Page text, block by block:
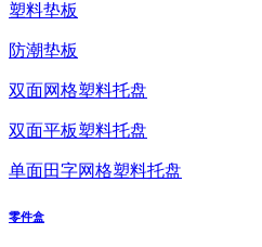
塑料垫板
防潮垫板
双面网格塑料托盘
双面平板塑料托盘
单面田字网格塑料托盘
零件盒